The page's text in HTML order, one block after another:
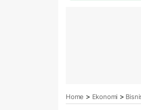
Home > Ekonomi >